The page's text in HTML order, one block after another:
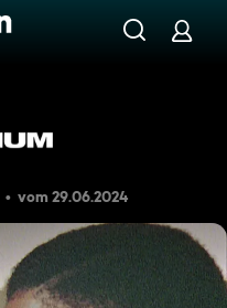
vom 29.06.2024